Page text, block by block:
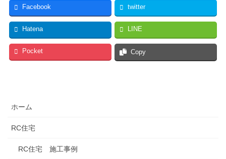
Facebook twitter
Hatena LINE
Pocket Copy
ホーム
RC住宅
RC住宅 施工事例